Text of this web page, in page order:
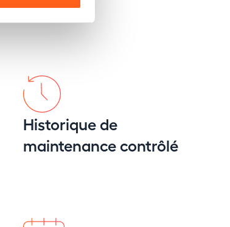
Historique de
maintenance contrôlé